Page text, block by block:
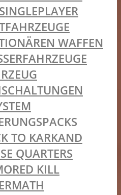
SINGLEPLAYER
WAFFEN
TO KARKAND
QUARTERS
KILL